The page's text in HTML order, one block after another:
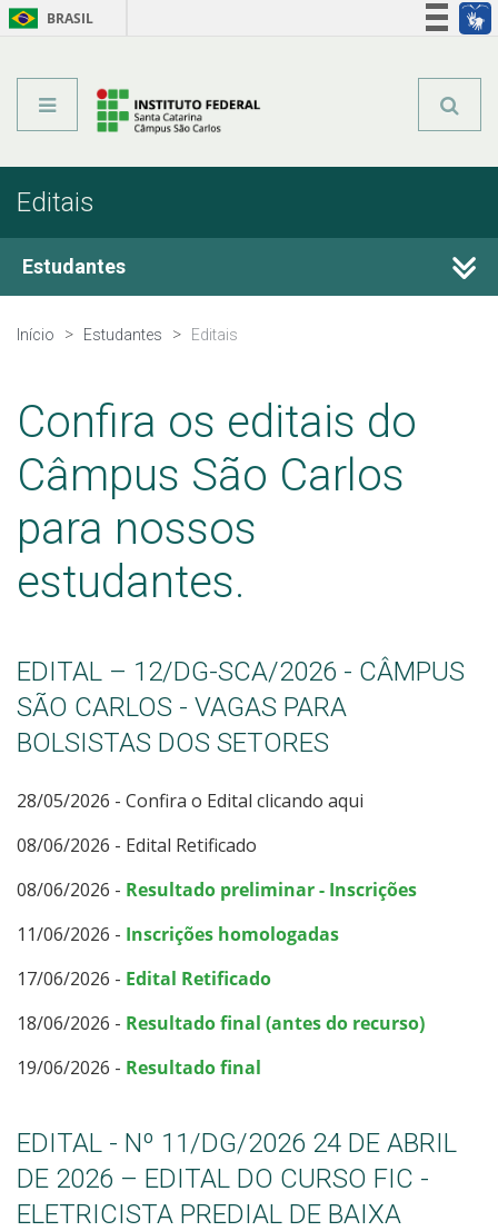
BRASIL
Editais
Estudantes
Calendário Acadêmico
Horário dos Professores
Estágio
Oportunidades
Sistemas Acadêmicos
Documentos Úteis
Assistência Estudantil
Intercâmbio Estudantil
Representação Estudantil
Início Estudantes Editais
Confira os editais do
Câmpus São Carlos
para nossos
estudantes.
EDITAL – 12/DG-SCA/2026 - CÂMPUS
SÃO CARLOS - VAGAS PARA
BOLSISTAS DOS SETORES
28/05/2026 - Confira o Edital clicando aqui
08/06/2026 - Edital Retificado
08/06/2026 - Resultado preliminar - Inscrições
11/06/2026 - Inscrições homologadas
17/06/2026 - Edital Retificado
18/06/2026 - Resultado final (antes do recurso)
19/06/2026 - Resultado final
EDITAL - Nº 11/DG/2026 24 DE ABRIL
DE 2026 – EDITAL DO CURSO FIC -
ELETRICISTA PREDIAL DE BAIXA